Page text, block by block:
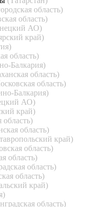
область)
область)
АО)
край)
область)
Балкария)
область)
область)
Балкария)
АО)
край)
область)
область)
край)
область)
область)
область)
область)
край)
область)